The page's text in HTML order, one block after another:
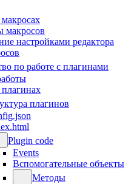
макросов
настройками редактора
по работе с плагинами
плагинов
Plugin code
Events
Вспомогательные объекты
Методы